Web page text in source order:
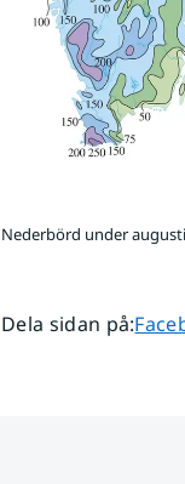
Nederbörd under
Dela sidan på:Dela